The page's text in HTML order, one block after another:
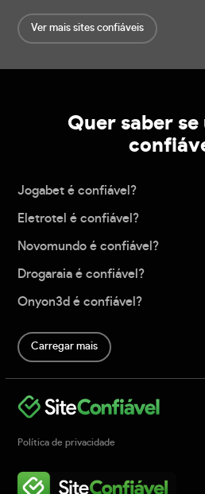
Ver mais sites confiáveis
Quer saber se
Jogabet é confiável?
Eletrotel é confiável?
Novomundo é confiável?
Drogaraia é confiável?
Onyon3d é confiável?
Carregar mais
Política de privacidade